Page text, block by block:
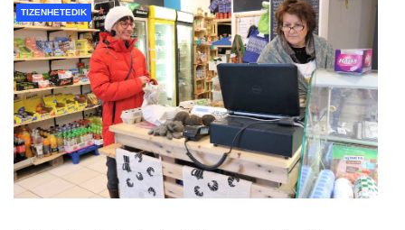
TIZENHETEDIK